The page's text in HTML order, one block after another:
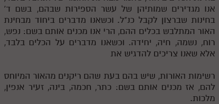
אנו מגדירים שמותיהן של עשר הספירות שבהם, בשם ד'
בחינות שברצון לקבל כנ"ל. וכשאנו מדברים ביחוד מבחינת
האור המתלבש בכלים ההם, הרי אנו מכנים אותם בשם: נפש,
רוח, נשמה, חיה, יחידה. וכשאנו מדברים על הכלים בלבד,
אלא שאנו צריכים להדגיש את
רשימות האורות, שיש בהם בעת שהם ריקנים מהאור המיוחס
להם, אז מכנים אותם בשם: כתר, חכמה, בינה, זעיר אנפין,
מלכות.